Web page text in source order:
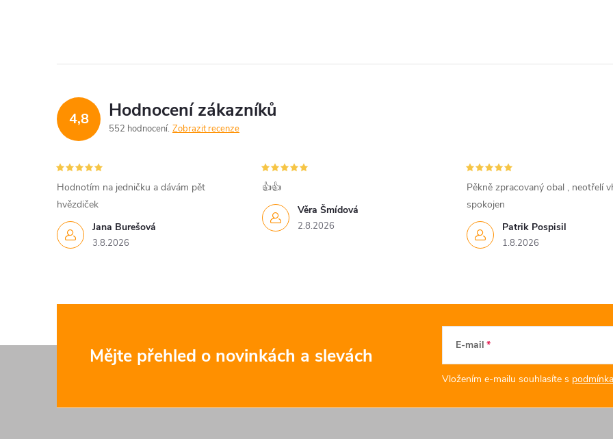
d
a
c
í
p
r
v
p
4,8 Hodnocení zákazníků
552 hodnocení Zobrazit recenze
Jana Burešová
3.8.2026
Hodnotím na jedničku a dávám pět
hvězdiček
Věra Šmídová
2.8.2026
👍👍
Patrik Pospisil
1.8.2026
Pěkně zpracovaný obal , neotřelí
spokojen
Mějte přehled o novinkách a slevách E-mail
Vložením e-mailu souhlasíte s